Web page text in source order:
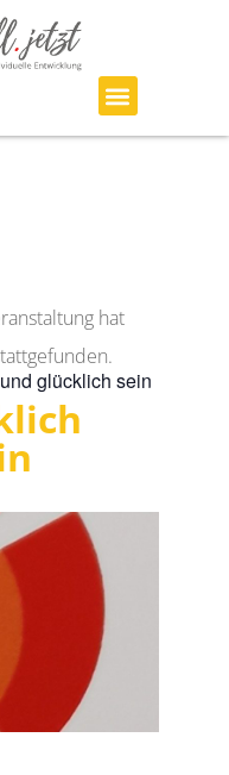
hat
glücklich sein